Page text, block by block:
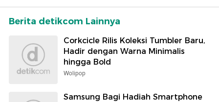
Berita detikcom Lainnya
Corkcicle Rilis Koleksi Tumbler Baru,
Hadir dengan Warna Minimalis
hingga Bold
Wolipop
Samsung Bagi Hadiah Smartphone